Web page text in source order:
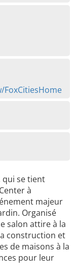
qui se tient
à
majeur
Organisé
salon attire à la
construction et
de maisons à la
pour leur